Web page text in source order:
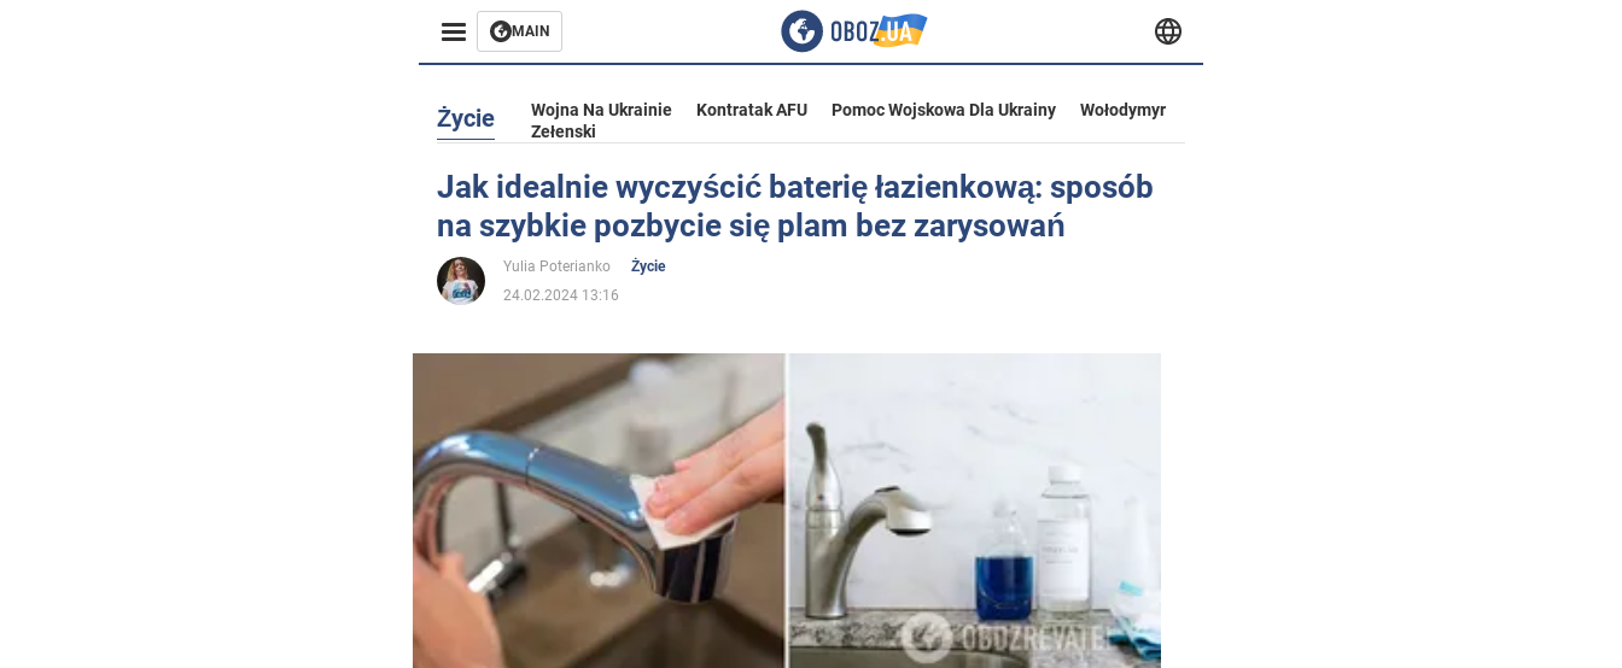
MAIN
Rozrywka
Życie
Społeczeństwo
Wojna na Ukrainie
Świat
Jedzenie
Życie Wojna Na Ukrainie Kontratak AFU Pomoc Wojskowa Dla Ukrainy
Wołodymyr
Zełenski
Jak idealnie wyczyścić baterię łazienkową: sposób
na szybkie pozbycie się plam bez zarysowań
Yulia Poterianko
Życie
24.02.2024 13:16